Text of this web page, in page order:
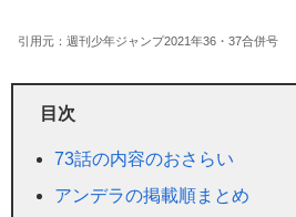
引用元：週刊少年ジャンプ2021年36・37合併号
目次
73話の内容のおさらい
アンデラの掲載順まとめ